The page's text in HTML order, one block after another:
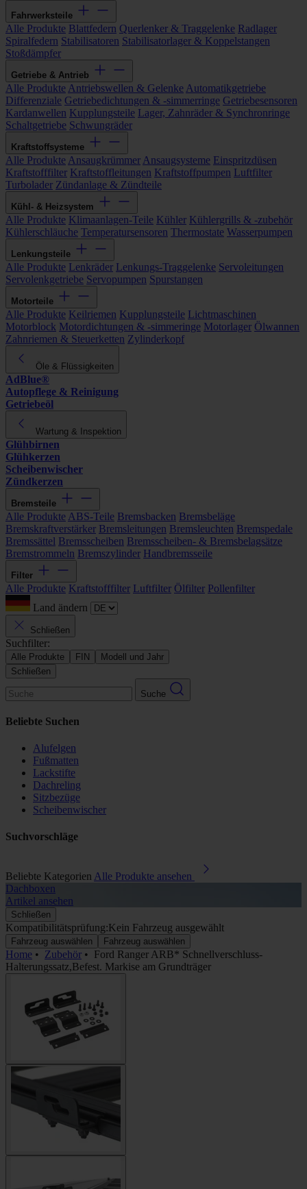
Fahrwerksteile
Alle Produkte Blattfedern Querlenker & Traggelenke Radlager
Spiralfedern Stabilisatoren Stabilisatorlager & Koppelstangen
Stoßdämpfer
Getriebe & Antrieb
Alle Produkte Antriebswellen & Gelenke Automatikgetriebe
Differenziale Getriebedichtungen & -simmerringe Getriebesensoren
Kardanwellen Kupplungsteile Lager, Zahnräder & Synchronringe
Schaltgetriebe Schwungräder
Kraftstoffsysteme
Alle Produkte Ansaugkrümmer Ansaugsysteme Einspritzdüsen
Kraftstofffilter Kraftstoffleitungen Kraftstoffpumpen Luftfilter
Turbolader Zündanlage & Zündteile
Kühl- & Heizsystem
Alle Produkte Klimaanlagen-Teile Kühler Kühlergrills & -zubehör
Kühlerschläuche Temperatursensoren Thermostate Wasserpumpen
Lenkungsteile
Alle Produkte Lenkräder Lenkungs-Traggelenke Servoleitungen
Servolenkgetriebe Servopumpen Spurstangen
Motorteile
Alle Produkte Keilriemen Kupplungsteile Lichtmaschinen
Motorblock Motordichtungen & -simmeringe Motorlager Ölwannen
Zahnriemen & Steuerketten Zylinderkopf
Öle & Flüssigkeiten
AdBlue®
Autopflege & Reinigung
Getriebeöl
Wartung & Inspektion
Glühbirnen
Glühkerzen
Scheibenwischer
Zündkerzen
Bremsteile
Alle Produkte ABS-Teile Bremsbacken Bremsbeläge
Bremskraftverstärker Bremsleitungen Bremsleuchten Bremspedale
Bremssättel Bremsscheiben Bremsscheiben- & Bremsbelagsätze
Bremstrommeln Bremszylinder Handbremsseile
Filter
Alle Produkte Kraftstofffilter Luftfilter Ölfilter Pollenfilter
Land ändern
Schließen
Suchfilter:
Alle Produkte FIN
Modell und Jahr
Schließen
Suche
Beliebte Suchen
Alufelgen
Fußmatten
Lackstifte
Dachreling
Sitzbezüge
Scheibenwischer
Suchvorschläge
Beliebte Kategorien Alle Produkte ansehen
Dachboxen
Artikel ansehen
Schließen
Kompatibilitätsprüfung:Kein Fahrzeug ausgewählt
Fahrzeug auswählen Fahrzeug auswählen
Home • Zubehör • Ford Ranger ARB* Schnellverschluss-
Halterungssatz,Befest. Markise am Grundträger